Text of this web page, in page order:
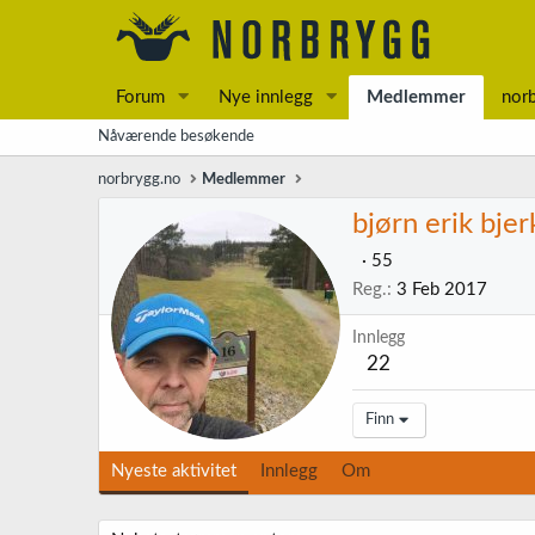
Forum Nye innlegg Medlemmer
Nåværende besøkende
norbrygg.no Medlemmer
bjørn erik
· 55
Reg. 3 Feb 2017
Innlegg
22
Finn
Nyeste aktivitet Innlegg Om